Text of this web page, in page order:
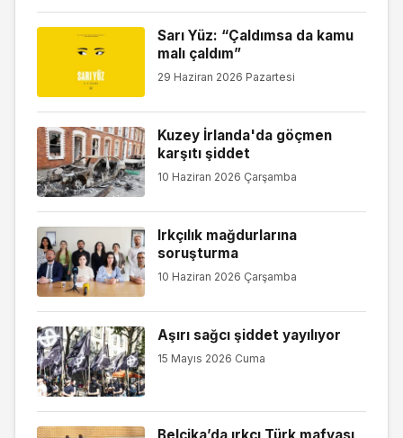
Sarı Yüz: “Çaldımsa da kamu
malı çaldım”
29 Haziran 2026 Pazartesi
Kuzey İrlanda'da göçmen
karşıtı şiddet
10 Haziran 2026 Çarşamba
Irkçılık mağdurlarına
soruşturma
10 Haziran 2026 Çarşamba
Aşırı sağcı şiddet yayılıyor
15 Mayıs 2026 Cuma